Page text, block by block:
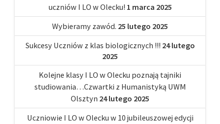
uczniów I LO w Olecku! 1 marca 2025
Wybieramy zawód. 25 lutego 2025
Sukcesy Uczniów z klas biologicznych !!! 24 lutego
2025
Kolejne klasy I LO w Olecku poznają tajniki
studiowania…Czwartki z Humanistyką UWM
Olsztyn 24 lutego 2025
Uczniowie I LO w Olecku w 10 jubileuszowej edycji